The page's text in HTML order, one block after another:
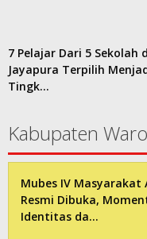
7 Pelajar Dari 5 Sekolah
Jayapura Terpilih
Tingk…
Kabupaten
Mubes IV Masyarakat
Resmi Dibuka,
Identitas da…